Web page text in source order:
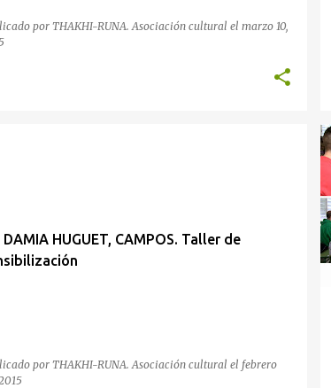
porTHAKHI-RUNA. Asociación cultural el marzo 10,
DAMIA HUGUET, CAMPOS. Taller de
porTHAKHI-RUNA. Asociación cultural el febrero